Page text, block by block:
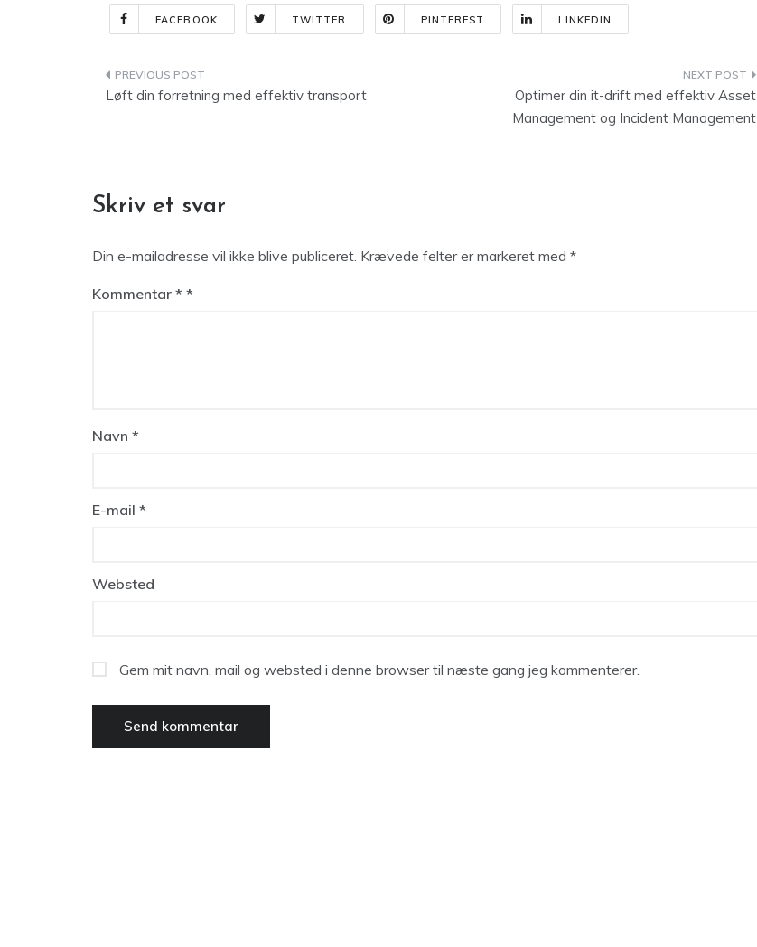
FACEBOOK TWITTER PINTEREST LINKEDIN
Indlægsnavigation
Løft din forretning med effektiv transport
Optimer din it-drift med effektiv Asset
Management og Incident Management
Skriv et svar
Din e-mailadresse vil ikke blive publiceret. Krævede felter er markeret med *
Kommentar *
Navn *
E-mail *
Websted
Gem mit navn, mail og websted i denne browser til næste gang jeg kommenterer.